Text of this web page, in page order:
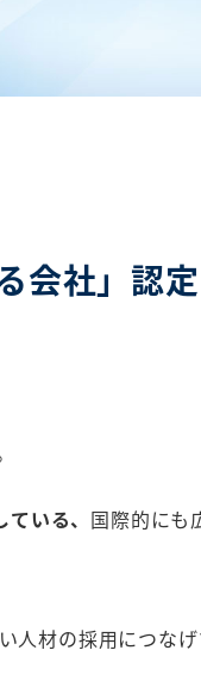
会社」認
いる、 国際的にも
人材の採用につな